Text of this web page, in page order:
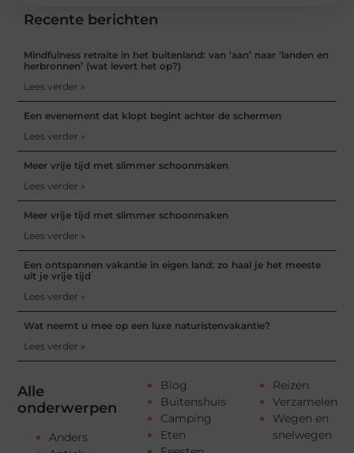
Alle
onderwerpen
Anders
Blog
Buitenshuis
Camping
Eten
Reizen
Verzamelen
Wegen en
snelwegen
Recente berichten
Mindfulness retraite in het buitenland: van ‘aan’ naar ‘landen en
herbronnen’ (wat levert het op?)
Lees verder »
Een evenement dat klopt begint achter de schermen
Lees verder »
Meer vrije tijd met slimmer schoonmaken
Lees verder »
Meer vrije tijd met slimmer schoonmaken
Lees verder »
Een ontspannen vakantie in eigen land: zo haal je het meeste
uit je vrije tijd
Lees verder »
Wat neemt u mee op een luxe naturistenvakantie?
Lees verder »